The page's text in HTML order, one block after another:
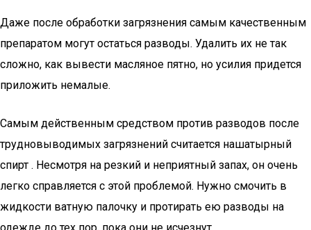
Даже после обработки загрязнения самым качественным
препаратом могут остаться разводы. Удалить их не так
сложно, как вывести масляное пятно, но усилия придется
приложить немалые.
Самым действенным средством против разводов после
трудновыводимых загрязнений считается нашатырный
спирт . Несмотря на резкий и неприятный запах, он очень
легко справляется с этой проблемой. Нужно смочить в
жидкости ватную палочку и протирать ею разводы на